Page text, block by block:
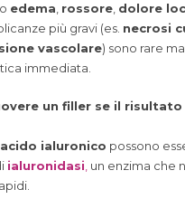
edema rossore dolore
più gravi (es. necrosi
vascolare) sono rare
immediata.
un filler se il risultato
acido ialuronico possono
ialuronidasi un enzima che